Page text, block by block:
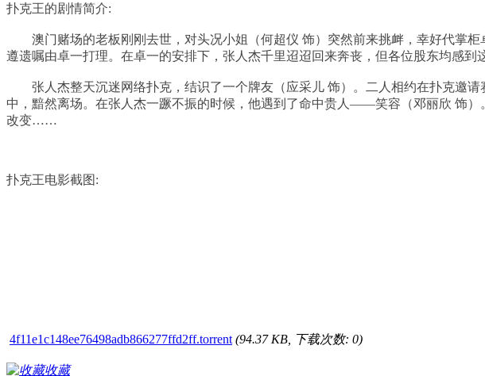
扑克王的剧情简介:
澳门赌场的老板刚刚去世，对头况小姐（何超仪 饰）突然前来挑衅，幸好代掌柜
遵遗嘱由卓一打理。在卓一的安排下，张人杰千里迢迢回来奔丧，但各位股东均感到
张人杰整天沉迷网络扑克，结识了一个牌友（应采儿 饰）。二人相约在扑克邀请
中，黯然离场。在张人杰一蹶不振的时候，他遇到了命中贵人——笑容（邓丽欣 饰
改变……
扑克王电影截图:
4f11e1c148ee76498adb866277ffd2ff.torrent (94.37 KB, 下载次数: 0)
收藏